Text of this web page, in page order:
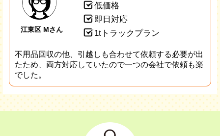
江東区 Mさん
低価格
即日対応
1tトラックプラン
不用品回収の他、引越しも合わせて依頼する必要が出
たため、両方対応していたので一つの会社で依頼も楽
でした。